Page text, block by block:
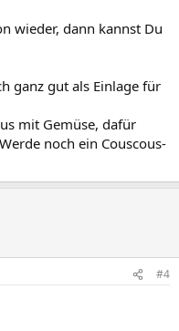
wieder, dann kannst Du
ganz gut als Einlage für
mit Gemüse, dafür
noch ein Couscous-
#4